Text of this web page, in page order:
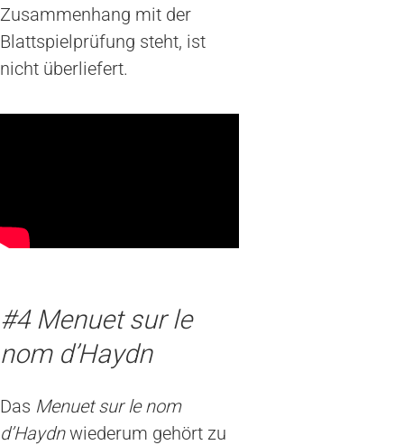
Zusammenhang mit der
Blattspielprüfung steht, ist
nicht überliefert.
#4 Menuet sur le
nom d’Haydn
Das Menuet sur le nom
d’Haydnwiederum gehört zu